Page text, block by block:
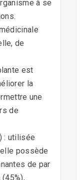
à se
de
est
la
une
de
: utilisée
possède
de par